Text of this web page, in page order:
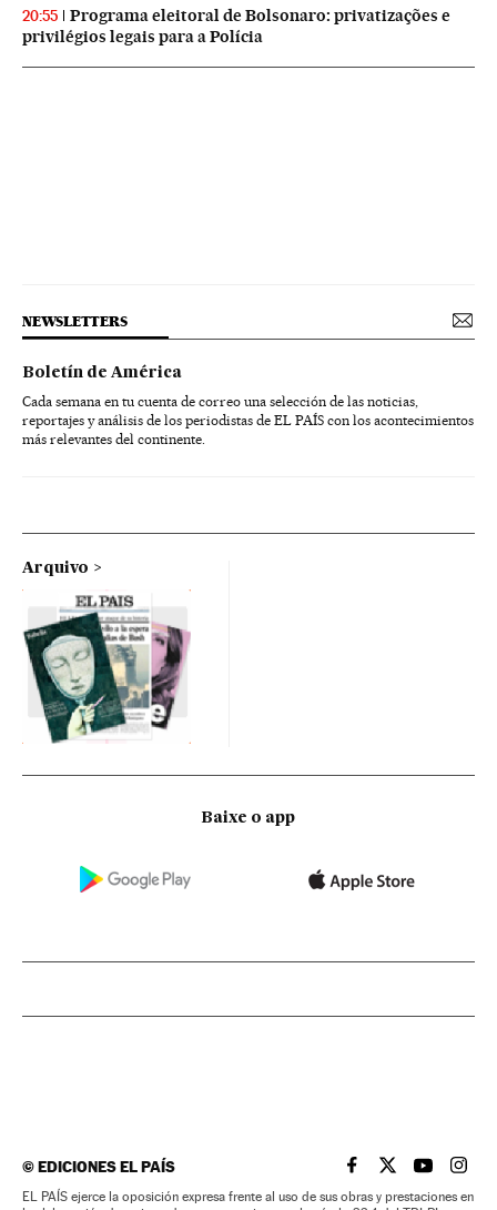
20:55
Programa eleitoral de Bolsonaro: privatizações e
privilégios legais para a Polícia
NEWSLETTERS
Boletín de América
Cada semana en tu cuenta de correo una selección de las noticias,
reportajes y análisis de los periodistas de EL PAÍS con los acontecimientos
más relevantes del continente.
Arquivo
Baixe o app
©EDICIONES EL PAÍS EL PAÍS BRASIL EN
EL PAÍSEL PAÍS
EL
EL PAÍS ejerce la oposición expresa frente al uso de sus obras y prestaciones en